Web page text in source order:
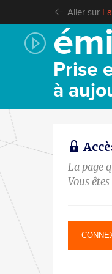
Aller sur
Prise
à
La page
Vous